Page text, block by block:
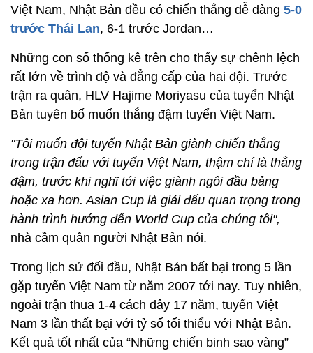
Việt Nam, Nhật Bản đều có chiến thắng dễ dàng 5-0
trước Thái Lan, 6-1 trước Jordan…
Những con số thống kê trên cho thấy sự chênh lệch
rất lớn về trình độ và đẳng cấp của hai đội. Trước
trận ra quân, HLV Hajime Moriyasu của tuyển Nhật
Bản tuyên bố muốn thắng đậm tuyển Việt Nam.
"Tôi muốn đội tuyển Nhật Bản giành chiến thắng
trong trận đấu với tuyển Việt Nam, thậm chí là thắng
đậm, trước khi nghĩ tới việc giành ngôi đầu bảng
hoặc xa hơn. Asian Cup là giải đấu quan trọng trong
hành trình hướng đến World Cup của chúng tôi",
nhà cầm quân người Nhật Bản nói.
Trong lịch sử đối đầu, Nhật Bản bất bại trong 5 lần
gặp tuyển Việt Nam từ năm 2007 tới nay. Tuy nhiên,
ngoài trận thua 1-4 cách đây 17 năm, tuyển Việt
Nam 3 lần thất bại với tỷ số tối thiểu với Nhật Bản.
Kết quả tốt nhất của “Những chiến binh sao vàng”